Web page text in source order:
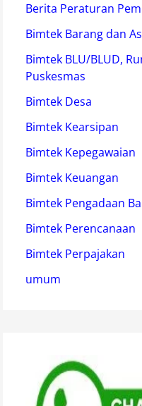
Berita Peraturan
Bimtek Barang dan
Bimtek BLU/BLUD,
Puskesmas
Bimtek Desa
Bimtek Kearsipan
Bimtek Kepegawaian
Bimtek Keuangan
Bimtek Pengadaan
Bimtek Perencanaan
Bimtek Perpajakan
umum